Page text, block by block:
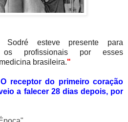
Sodré esteve presente para
os profissionais por esses
brasileira."
O receptor do primeiro coração
a falecer 28 dias depois, por